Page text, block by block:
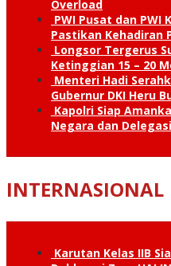
Overload
PWI Pusat dan PWI
Pastikan Kehadiran
Longsor Tergerus
Ketinggian 15 – 20
Menteri Hadi
Gubernur DKI Heru
Kapolri Siap
Negara dan Delegasi
INTERNASIONAL
Karutan Kelas IIB